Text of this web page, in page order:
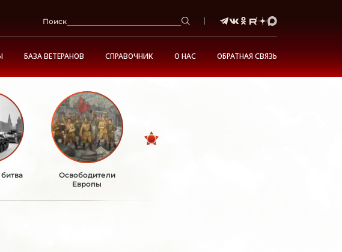
Поиск
БАЗА ВЕТЕРАНОВ СПРАВОЧНИК О НАС ОБРАТНАЯ СВЯЗЬ
Освободители
Европы